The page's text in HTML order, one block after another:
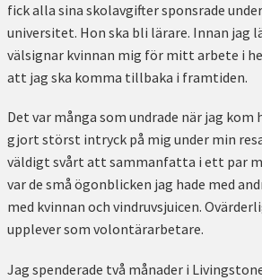
fick alla sina skolavgifter sponsrade
universitet. Hon ska bli lärare. Innan jag
välsignar kvinnan mig för mitt arbete i
att jag ska komma tillbaka i framtiden.
Det var många som undrade när jag kom
gjort störst intryck på mig under min
väldigt svårt att sammanfatta i ett par
var de små ögonblicken jag hade med
med kvinnan och vindruvsjuicen.
upplever som volontärarbetare.
Jag spenderade två månader i